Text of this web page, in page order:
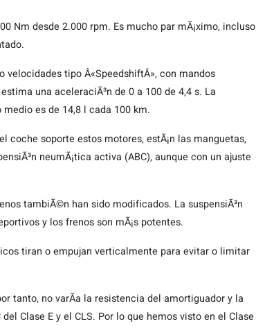
Nm desde 2.000 rpm. Es mucho par mÃ¡ximo, incluso
tipo Â«SpeedshiftÂ», con mandos
una aceleraciÃ³n de 0 a 100 de 4,4 s. La
es de 14,8 l cada 100 km.
coche soporte estos motores, estÃ¡n las manguetas,
neumÃ¡tica activa (ABC), aunque con un ajuste
tambiÃ©n han sido modificados. La suspensiÃ³n
y los frenos son mÃ¡s potentes.
tiran o empujan verticalmente para evitar o limitar
tanto, no varÃ­a la resistencia del amortiguador y la
Clase E y el CLS. Por lo que hemos visto en el Clase